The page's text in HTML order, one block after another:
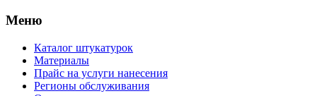
Меню
Каталог штукатурок
Материалы
Прайс на услуги нанесения
Регионы обслуживания